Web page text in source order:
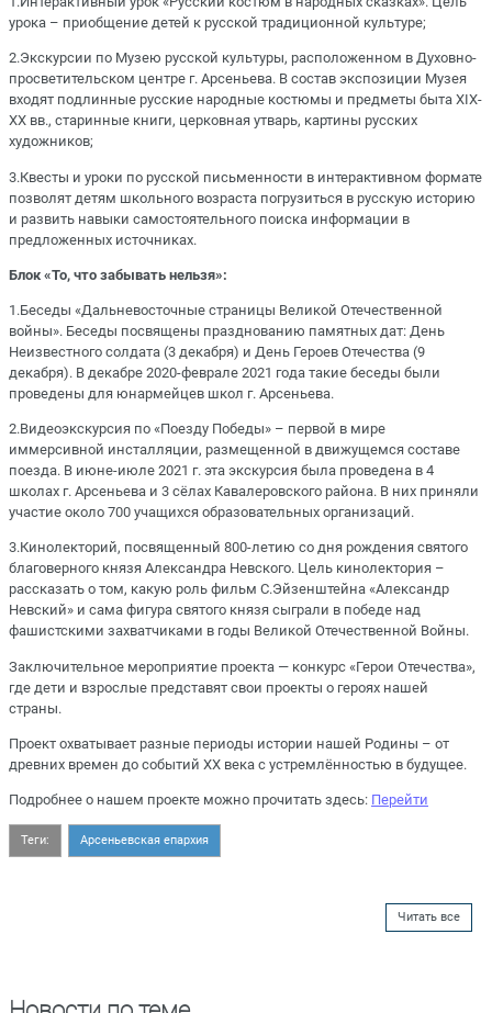
урока – приобщение детей к русской традиционной культуре;
2.Экскурсии по Музею русской культуры, расположенном в Духовно-
просветительском центре г. Арсеньева. В состав экспозиции Музея
входят подлинные русские народные костюмы и предметы быта XIX-
XX вв., старинные книги, церковная утварь, картины русских
художников;
3.Квесты и уроки по русской письменности в интерактивном формате
позволят детям школьного возраста погрузиться в русскую историю
и развить навыки самостоятельного поиска информации в
предложенных источниках.
Блок «То, что забывать нельзя»:
1.Беседы «Дальневосточные страницы Великой Отечественной
войны». Беседы посвящены празднованию памятных дат: День
Неизвестного солдата (3 декабря) и День Героев Отечества (9
декабря). В декабре 2020-феврале 2021 года такие беседы были
проведены для юнармейцев школ г. Арсеньева.
2.Видеоэкскурсия по «Поезду Победы» – первой в мире
иммерсивной инсталляции, размещенной в движущемся составе
поезда. В июне-июле 2021 г. эта экскурсия была проведена в 4
школах г. Арсеньева и 3 сёлах Кавалеровского района. В них приняли
участие около 700 учащихся образовательных организаций.
3.Кинолекторий, посвященный 800-летию со дня рождения святого
благоверного князя Александра Невского. Цель кинолектория –
рассказать о том, какую роль фильм С.Эйзенштейна «Александр
Невский» и сама фигура святого князя сыграли в победе над
фашистскими захватчиками в годы Великой Отечественной Войны.
Заключительное мероприятие проекта — конкурс «Герои Отечества»,
где дети и взрослые представят свои проекты о героях нашей
страны.
Проект охватывает разные периоды истории нашей Родины – от
древних времен до событий XX века с устремлённостью в будущее.
Подробнее о нашем проекте можно прочитать здесь: Перейти
Теги: Арсеньевская епархия
Читать все